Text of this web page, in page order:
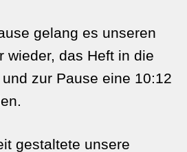
gelang es unseren
wieder, das Heft in die
zur Pause eine 10:12
gestaltete unsere